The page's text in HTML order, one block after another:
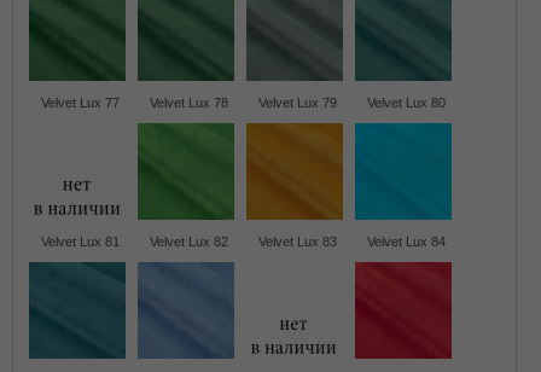
Velvet Lux 77 Velvet Lux 78 Velvet Lux 79 Velvet Lux 80
Velvet Lux 81 Velvet Lux 82 Velvet Lux 83 Velvet Lux 84